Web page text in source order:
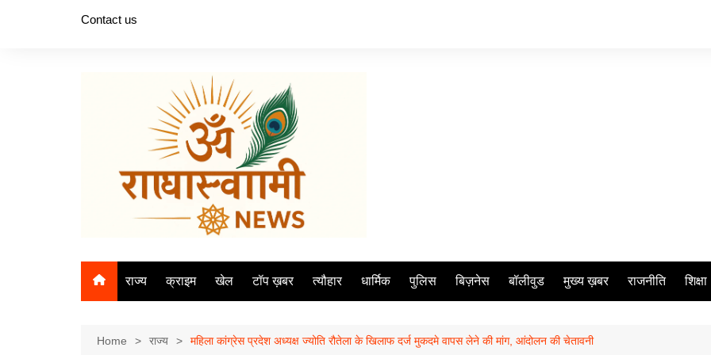
Contact us
राज्य क्राइम खेल टॉप ख़बर त्यौहार धार्मिक पुलिस बिज़नेस बॉलीवुड मुख्य ख़बर राजनीति शिक्षा
Home राज्य महिला कांग्रेस प्रदेश अध्यक्ष ज्योति रौतेला के खिलाफ दर्ज मुकदमे वापस लेने की मांग, आंदोलन की चेतावनी